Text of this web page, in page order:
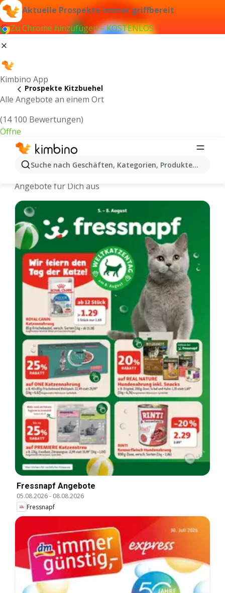
Aktuelle Prospekte immer griffbereit
Zu Chrome hinzufügen – KOSTENLOS
Kimbino App
Alle Angebote an einem Ort
(14 100 Bewertungen)
Öffne
Suche nach Geschäften, Kategorien, Produkten...
Prospekte Kitzbuehel
Kitzbuehel - Neuste Prospekte
Angebote für Dich aus
Fressnapf Angebote
05.08.2026- 08.08.2026
Fressnapf